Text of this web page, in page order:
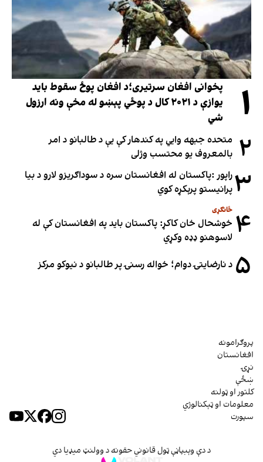
۱
پخوانی افغان سرتیری؛د افغان پوځ سقوط باید
یوازې د ۲۰۲۱ کال د پوځي پېښو له مخې ونه ارزول
شي
۲ متحده جبهه وايي په کندهار کې یې د طالبانو د امر
بالمعروف یو محتسب وژلی
۳راپور :پاکستان له افغانستان سره د سوداګریزو لارو د بیا
پرانیستو پرېکړه کوي
۴ ځانګړی
خوشحال خان کاکړ: پاکستان بايد په افغانستان کې له
لاسوهنو ډډه وکړي
۵ د نارضایتۍ دوام؛ خواله رسنۍ پر طالبانو د نیوکو مرکز
پروګرامونه
افغانستان
نړۍ
ښځې
کلتور او ټولنه
معلومات او ټېکنالوژي
سپورت
د دې وېبپاڼې ټول قانوني حقونه د وولنټ میډیا دي